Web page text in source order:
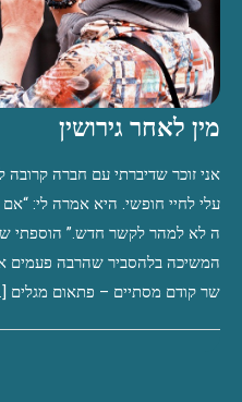
מין לאחר גירושין
אני זוכר שדיברתי עם חברה קרובה
עלי לחיי חופשי. היא אמרה לי:
ה לא למהר לקשר חדש.” הוספתי
המשיכה בלהסביר שהרבה פעמים
שר קודם מסתיים – פתאום מגלים